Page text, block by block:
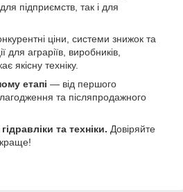
підприємств, так і для
ціни, системи знижок та
для аграріїв, виробників,
якісну техніку.
етапі — від першого
та післяпродажного
та техніки. Довіряйте